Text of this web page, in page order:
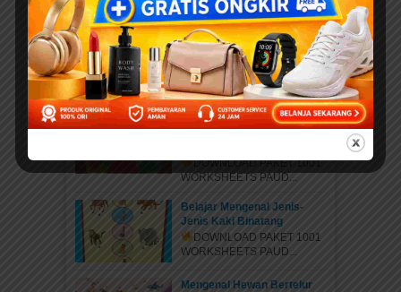
ANAK DENGAN DONASI...
Daftar Anggota Elibrary.id
Daftar di sini Salam Sahabat
elibrary.id...
Mengenal Jenis Kaki
Binatang: Petualangan Rara
DOWNLOAD PAKET 1001
WORKSHEETS PAUD...
Belajar Mengenal Jenis-
Jenis Kaki Binatang
DOWNLOAD PAKET 1001
WORKSHEETS PAUD...
Mengenal Hewan Bertelur